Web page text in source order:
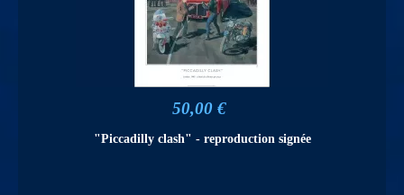
50,00 €
"Piccadilly clash" - reproduction signée